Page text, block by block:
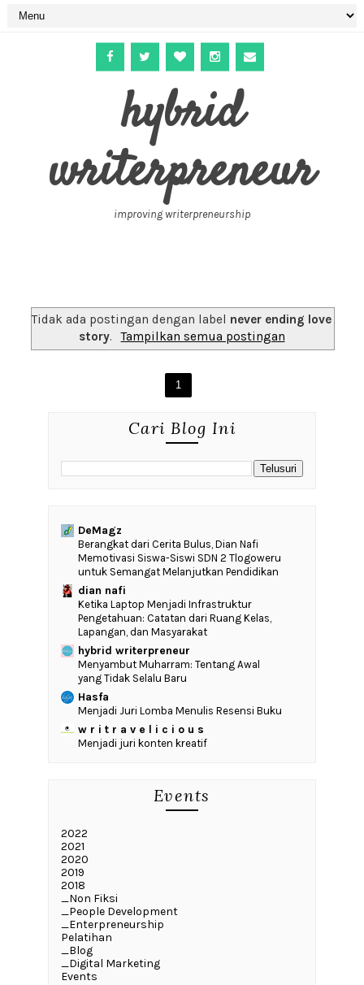
hybrid
writerpreneur
improving writerpreneurship
Tidak ada postingan dengan label never ending love
story. Tampilkan semua postingan
1
Cari Blog Ini
DeMagz
‎Berangkat dari Cerita Bulus, Dian Nafi
Memotivasi Siswa-Siswi SDN 2 Tlogoweru
untuk Semangat Melanjutkan Pendidikan
dian nafi
Ketika Laptop Menjadi Infrastruktur
Pengetahuan: Catatan dari Ruang Kelas,
Lapangan, dan Masyarakat
hybrid writerpreneur
Menyambut Muharram: Tentang Awal
yang Tidak Selalu Baru
Hasfa
Menjadi Juri Lomba Menulis Resensi Buku
w r i t r a v e l i c i o u s
Menjadi juri konten kreatif
Events
2022
2021
2020
2019
2018
_Non Fiksi
_People Development
_Enterpreneurship
Pelatihan
_Blog
_Digital Marketing
Events